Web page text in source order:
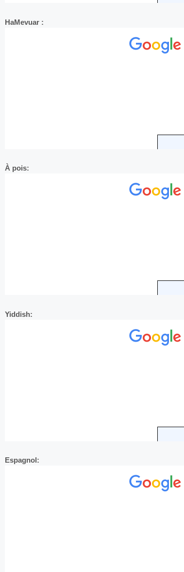
HaMevuar :
À pois:
Yiddish:
Espagnol: